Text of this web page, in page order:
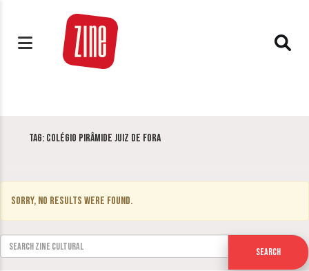
Tag: Colégio Pirâmide Juiz de Fora
Sorry, no results were found.
Search for:
Search